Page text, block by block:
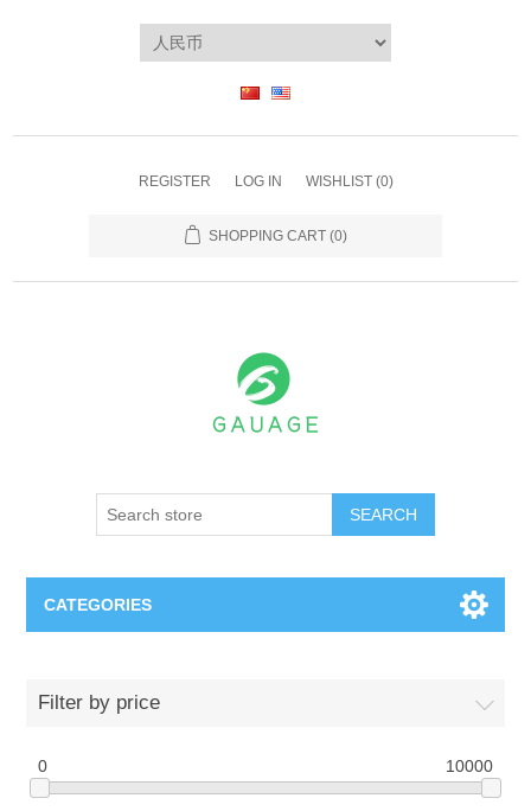
REGISTER LOG IN WISHLIST (0)
SHOPPING CART (0)
SEARCH
CATEGORIES
TOPCON
Filter by price
0 10000